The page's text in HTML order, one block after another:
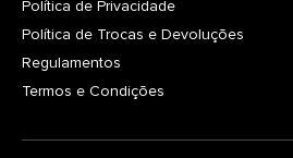
Política de Privacidade
Política de Trocas e Devoluções
Regulamentos
Termos e Condições